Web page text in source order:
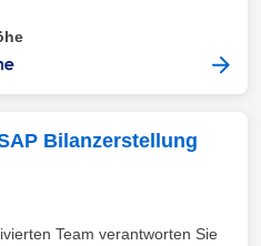
Bilanzerstellung
Team verantworten Sie